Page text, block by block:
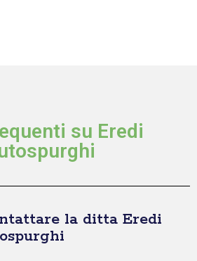
su Eredi
la ditta Eredi